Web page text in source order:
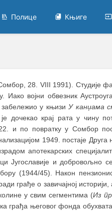
Полице Књиге
28. VIII 1991). Студије
војни обвезник
забележио у књизиУ канџама
дочекао крај рата у чину
и по повратку у Сомбор
1949. постаје
апотекарских
Југославије и добровољно
(1944/45). Након
грађе о завичајној
у свим сегментима (Из
грађа његовог фонда